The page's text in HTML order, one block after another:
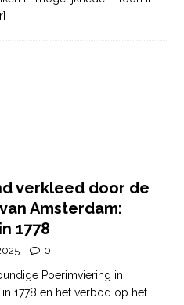
verkleed door de
Amsterdam:
1778
0
Poerimviering in
1778 en het verbod op het